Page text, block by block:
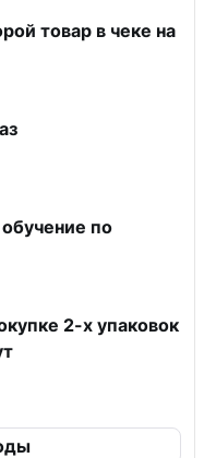
товар в чеке на
по
2-х упаковок